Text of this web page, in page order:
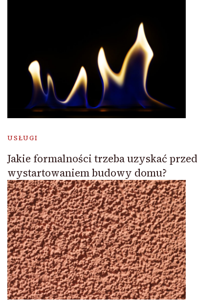
USŁUGI
Jakie formalności trzeba uzyskać przed
wystartowaniem budowy domu?